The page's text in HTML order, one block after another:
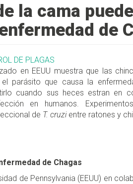
la cama
de
DE PLAGAS
en EEUU muestra que las
parásito que causa la
cuando sus heces estran en
en humanos.
de T. cruzientre ratones y
de Chagas
de Pennsylvania (EEUU) en